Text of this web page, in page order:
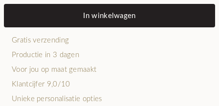
In winkelwagen
Gratis verzending
Productie in 3 dagen
Voor jou op maat gemaakt
Klantcijfer 9,0/10
Unieke personalisatie opties